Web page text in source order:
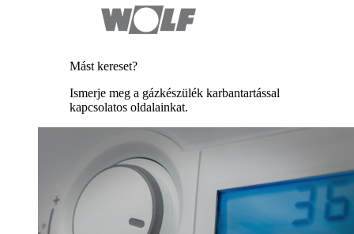
Mást kereset?
Ismerje meg a gázkészülék karbantartással
kapcsolatos oldalainkat.